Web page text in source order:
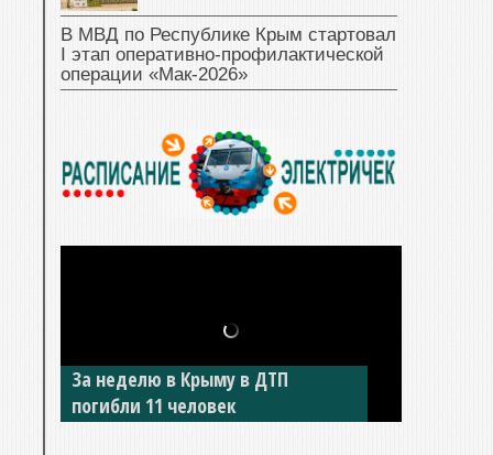
В МВД по Республике Крым стартовал
I этап оперативно‑профилактической
операции «Мак‑2026»
За неделю в Крыму в ДТП
погибли 11 человек